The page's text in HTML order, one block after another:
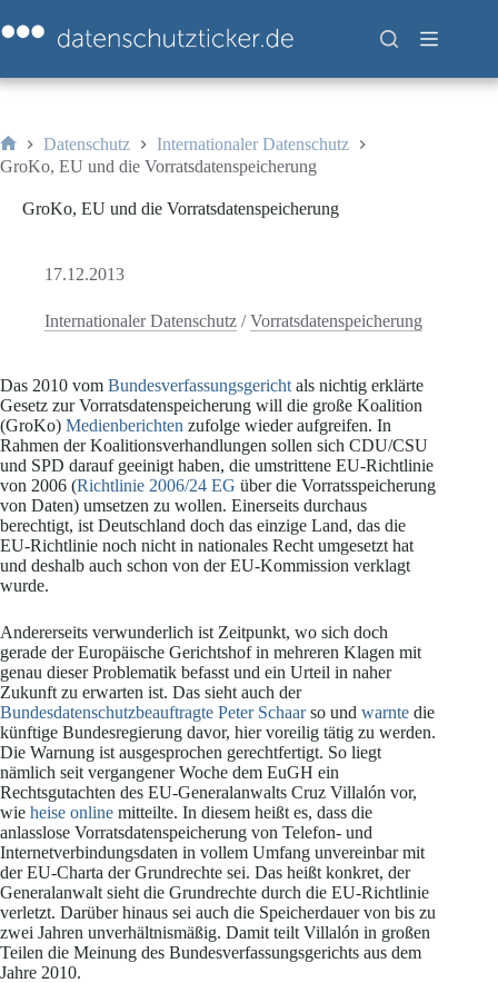
Inhalt
springen
Start
Datenschutz
Internationaler Datenschutz
GroKo, EU und die Vorratsdatenspeicherung
GroKo, EU und die Vorratsdatenspeicherung
17.12.2013
Internationaler Datenschutz /Vorratsdatenspeicherung
Das 2010 vom Bundesverfassungsgericht als nichtig erklärte
Gesetz zur Vorratsdatenspeicherung will die große Koalition
(GroKo) Medienberichten zufolge wieder aufgreifen. In
Rahmen der Koalitionsverhandlungen sollen sich CDU/CSU
und SPD darauf geeinigt haben, die umstrittene EU-Richtlinie
von 2006 (Richtlinie 2006/24 EG über die Vorratsspeicherung
von Daten) umsetzen zu wollen. Einerseits durchaus
berechtigt, ist Deutschland doch das einzige Land, das die
EU-Richtlinie noch nicht in nationales Recht umgesetzt hat
und deshalb auch schon von der EU-Kommission verklagt
wurde.
Andererseits verwunderlich ist Zeitpunkt, wo sich doch
gerade der Europäische Gerichtshof in mehreren Klagen mit
genau dieser Problematik befasst und ein Urteil in naher
Zukunft zu erwarten ist. Das sieht auch der
Bundesdatenschutzbeauftragte Peter Schaarso und warnte die
künftige Bundesregierung davor, hier voreilig tätig zu werden.
Die Warnung ist ausgesprochen gerechtfertigt. So liegt
nämlich seit vergangener Woche dem EuGH ein
Rechtsgutachten des EU-Generalanwalts Cruz Villalón vor,
wie heise online mitteilte. In diesem heißt es, dass die
anlasslose Vorratsdatenspeicherung von Telefon- und
Internetverbindungsdaten in vollem Umfang unvereinbar mit
der EU-Charta der Grundrechte sei. Das heißt konkret, der
Generalanwalt sieht die Grundrechte durch die EU-Richtlinie
verletzt. Darüber hinaus sei auch die Speicherdauer von bis zu
zwei Jahren unverhältnismäßig. Damit teilt Villalón in großen
Teilen die Meinung des Bundesverfassungsgerichts aus dem
Jahre 2010.